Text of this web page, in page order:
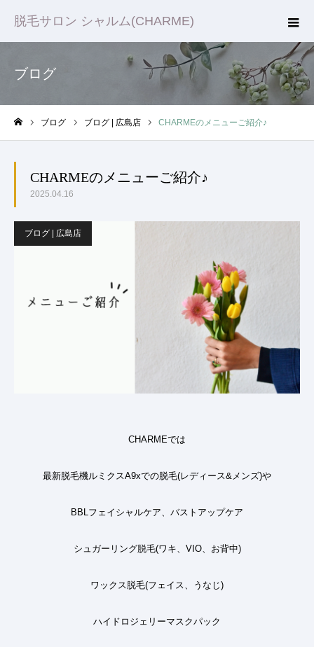
脱毛サロン シャルム(CHARME)
ブログ
ブログ ブログ | 広島店 CHARMEのメニューご紹介♪
CHARMEのメニューご紹介♪
2025.04.16
ブログ | 広島店
CHARMEでは
最新脱毛機ルミクスA9xでの脱毛(レディース& メンズ)や
BBL フェイシャルケア、バストアップケア
シュガーリング脱毛(ワキ、 VIO、お背中)
ワックス脱毛(フェイス、うなじ)
ハイドロジェリーマスクパック